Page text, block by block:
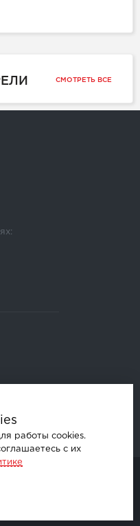
СМОТРЕТЬ ВСЕ
ЭЛЕКТРОНИКИ
работы cookies.
с их